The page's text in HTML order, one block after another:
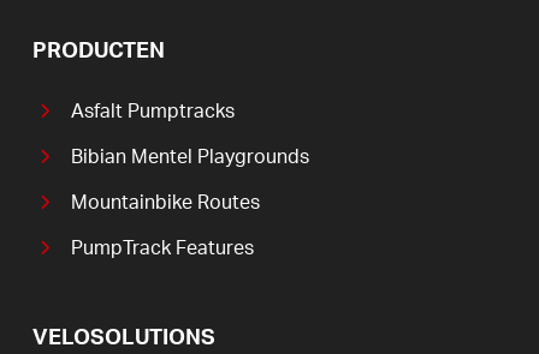
PRODUCTEN
Asfalt Pumptracks
Bibian Mentel Playgrounds
Mountainbike Routes
PumpTrack Features
VELOSOLUTIONS